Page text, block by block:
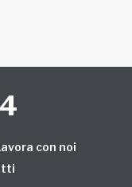
con noi